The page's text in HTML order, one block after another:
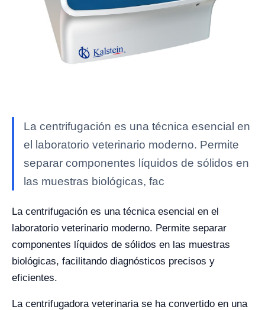
La centrifugación es una técnica esencial en
el laboratorio veterinario moderno. Permite
separar componentes líquidos de sólidos en
las muestras biológicas, fac
La centrifugación es una técnica esencial en el
laboratorio veterinario moderno. Permite separar
componentes líquidos de sólidos en las muestras
biológicas, facilitando diagnósticos precisos y
eficientes.
La centrifugadora veterinaria se ha convertido en una